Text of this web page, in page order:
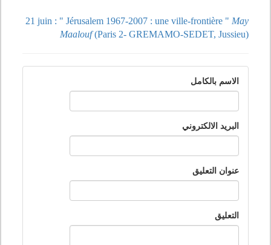
21 juin : " Jérusalem 1967-2007 : une ville-frontière " May
Maalouf(Paris 2- GREMAMO-SEDET, Jussieu)
الاسم بالكامل
البريد الالكتروني
عنوان التعليق
التعليق